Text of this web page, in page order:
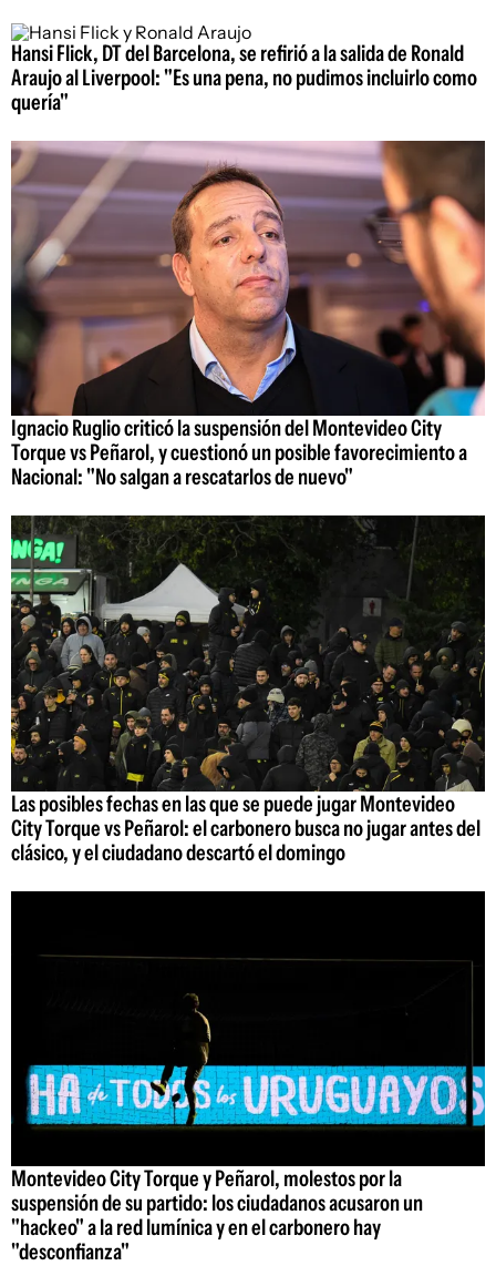
Hansi Flick, DT del Barcelona, se refirió a la salida de Ronald
Araujo al Liverpool: "Es una pena, no pudimos incluirlo como
quería"
Ignacio Ruglio criticó la suspensión del Montevideo City
Torque vs Peñarol, y cuestionó un posible favorecimiento a
Nacional: "No salgan a rescatarlos de nuevo"
Las posibles fechas en las que se puede jugar Montevideo
City Torque vs Peñarol: el carbonero busca no jugar antes del
clásico, y el ciudadano descartó el domingo
Montevideo City Torque y Peñarol, molestos por la
suspensión de su partido: los ciudadanos acusaron un
"hackeo" a la red lumínica y en el carbonero hay
"desconfianza"